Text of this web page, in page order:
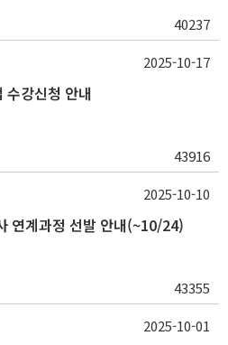
40237
수강신청 안내
43916
2025-10-17
연계과정 선발 안내(~10/24)
43355
2025-10-10
2025-10-01